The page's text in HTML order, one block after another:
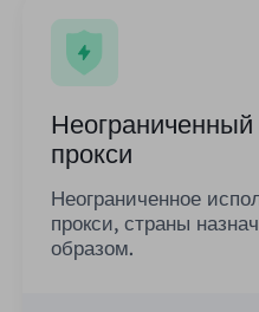
прокси
Неограниченное
прокси, страны
образом.